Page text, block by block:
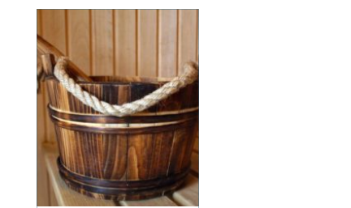
skolekonkurrence eller
Odense utallige
muligheder for at finde
p...